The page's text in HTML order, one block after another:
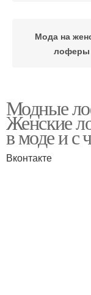
Мода на
лоферы
Модные
Женские
в моде и с
Вконтакте